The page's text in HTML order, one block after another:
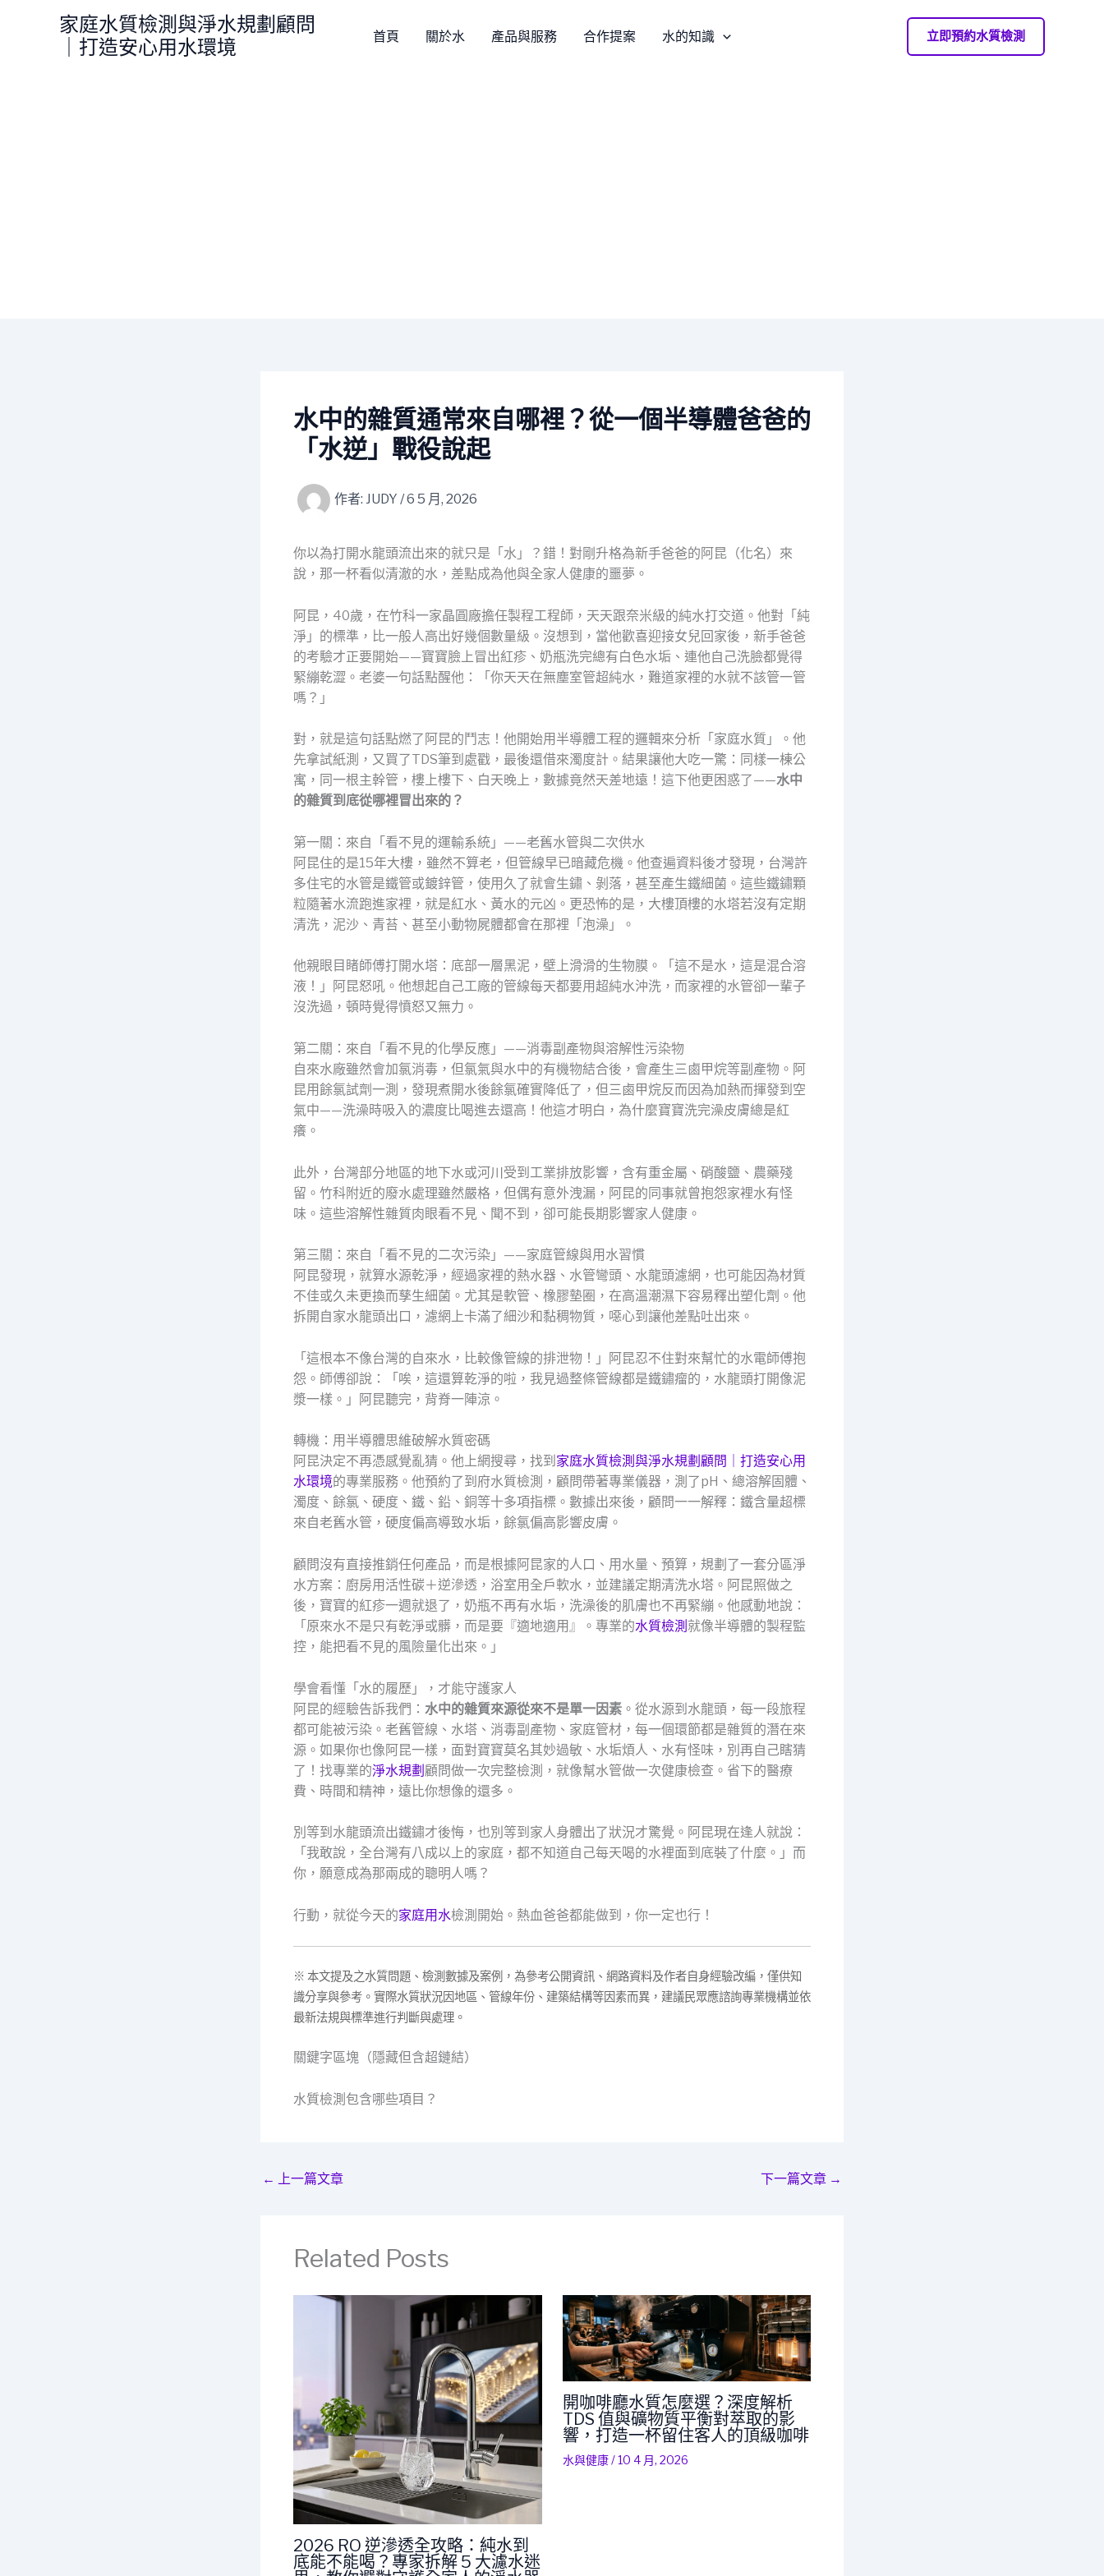
家庭水質檢測與淨水規劃顧問
｜打造安心用水環境
首頁 關於水 產品與服務 合作提案 水的知識 立即預約水質檢測
水中的雜質通常來自哪裡？從一個半導體爸爸的
「水逆」戰役說起
作者: JUDY /6 5 月, 2026
你以為打開水龍頭流出來的就只是「水」？錯！對剛升格為新手爸爸的阿昆（化名）來
說，那一杯看似清澈的水，差點成為他與全家人健康的噩夢。
阿昆，40歲，在竹科一家晶圓廠擔任製程工程師，天天跟奈米級的純水打交道。他對「純
淨」的標準，比一般人高出好幾個數量級。沒想到，當他歡喜迎接女兒回家後，新手爸爸
的考驗才正要開始——寶寶臉上冒出紅疹、奶瓶洗完總有白色水垢、連他自己洗臉都覺得
緊繃乾澀。老婆一句話點醒他：「你天天在無塵室管超純水，難道家裡的水就不該管一管
嗎？」
對，就是這句話點燃了阿昆的鬥志！他開始用半導體工程的邏輯來分析「家庭水質」。他
先拿試紙測，又買了TDS筆到處戳，最後還借來濁度計。結果讓他大吃一驚：同樣一棟公
寓，同一根主幹管，樓上樓下、白天晚上，數據竟然天差地遠！這下他更困惑了——水中
的雜質到底從哪裡冒出來的？
第一關：來自「看不見的運輸系統」——老舊水管與二次供水
阿昆住的是15年大樓，雖然不算老，但管線早已暗藏危機。他查遍資料後才發現，台灣許
多住宅的水管是鐵管或鍍鋅管，使用久了就會生鏽、剝落，甚至產生鐵細菌。這些鐵鏽顆
粒隨著水流跑進家裡，就是紅水、黃水的元凶。更恐怖的是，大樓頂樓的水塔若沒有定期
清洗，泥沙、青苔、甚至小動物屍體都會在那裡「泡澡」。
他親眼目睹師傅打開水塔：底部一層黑泥，壁上滑滑的生物膜。「這不是水，這是混合溶
液！」阿昆怒吼。他想起自己工廠的管線每天都要用超純水沖洗，而家裡的水管卻一輩子
沒洗過，頓時覺得憤怒又無力。
第二關：來自「看不見的化學反應」——消毒副產物與溶解性污染物
自來水廠雖然會加氯消毒，但氯氣與水中的有機物結合後，會產生三鹵甲烷等副產物。阿
昆用餘氯試劑一測，發現煮開水後餘氯確實降低了，但三鹵甲烷反而因為加熱而揮發到空
氣中——洗澡時吸入的濃度比喝進去還高！他這才明白，為什麼寶寶洗完澡皮膚總是紅
癢。
此外，台灣部分地區的地下水或河川受到工業排放影響，含有重金屬、硝酸鹽、農藥殘
留。竹科附近的廢水處理雖然嚴格，但偶有意外洩漏，阿昆的同事就曾抱怨家裡水有怪
味。這些溶解性雜質肉眼看不見、聞不到，卻可能長期影響家人健康。
第三關：來自「看不見的二次污染」——家庭管線與用水習慣
阿昆發現，就算水源乾淨，經過家裡的熱水器、水管彎頭、水龍頭濾網，也可能因為材質
不佳或久未更換而孳生細菌。尤其是軟管、橡膠墊圈，在高溫潮濕下容易釋出塑化劑。他
拆開自家水龍頭出口，濾網上卡滿了細沙和黏稠物質，噁心到讓他差點吐出來。
「這根本不像台灣的自來水，比較像管線的排泄物！」阿昆忍不住對來幫忙的水電師傅抱
怨。師傅卻說：「唉，這還算乾淨的啦，我見過整條管線都是鐵鏽瘤的，水龍頭打開像泥
漿一樣。」阿昆聽完，背脊一陣涼。
轉機：用半導體思維破解水質密碼
阿昆決定不再憑感覺亂猜。他上網搜尋，找到 家庭水質檢測與淨水規劃顧問｜打造安心用
水環境的專業服務。他預約了到府水質檢測，顧問帶著專業儀器，測了pH、總溶解固體、
濁度、餘氯、硬度、鐵、鉛、銅等十多項指標。數據出來後，顧問一一解釋：鐵含量超標
來自老舊水管，硬度偏高導致水垢，餘氯偏高影響皮膚。
顧問沒有直接推銷任何產品，而是根據阿昆家的人口、用水量、預算，規劃了一套分區淨
水方案：廚房用活性碳＋逆滲透，浴室用全戶軟水，並建議定期清洗水塔。阿昆照做之
後，寶寶的紅疹一週就退了，奶瓶不再有水垢，洗澡後的肌膚也不再緊繃。他感動地說：
「原來水不是只有乾淨或髒，而是要『適地適用』。專業的水質檢測 就像半導體的製程監
控，能把看不見的風險量化出來。」
學會看懂「水的履歷」，才能守護家人
阿昆的經驗告訴我們： 水中的雜質來源從來不是單一因素 。從水源到水龍頭，每一段旅程
都可能被污染。老舊管線、水塔、消毒副產物、家庭管材，每一個環節都是雜質的潛在來
源。如果你也像阿昆一樣，面對寶寶莫名其妙過敏、水垢煩人、水有怪味，別再自己瞎猜
了！找專業的淨水規劃 顧問做一次完整檢測，就像幫水管做一次健康檢查。省下的醫療
費、時間和精神，遠比你想像的還多。
別等到水龍頭流出鐵鏽才後悔，也別等到家人身體出了狀況才驚覺。阿昆現在逢人就說：
「我敢說，全台灣有八成以上的家庭，都不知道自己每天喝的水裡面到底裝了什麼。」而
你，願意成為那兩成的聰明人嗎？
行動，就從今天的家庭用水檢測開始。熱血爸爸都能做到，你一定也行！
※ 本文提及之水質問題、檢測數據及案例，為參考公開資訊、網路資料及作者自身經驗改編，僅供知
識分享與參考。實際水質狀況因地區、管線年份、建築結構等因素而異，建議民眾應諮詢專業機構並依
最新法規與標準進行判斷與處理。
關鍵字區塊（隱藏但含超鏈結）
水質檢測包含哪些項目？
← 上一篇文章 下一篇文章 →
Related Posts
2026 RO 逆滲透全攻略：純水到
底能不能喝？專家拆解 5 大濾水迷
開咖啡廳水質怎麼選？深度解析
TDS 值與礦物質平衡對萃取的影
響，打造一杯留住客人的頂級咖啡
水與健康/10 4 月, 2026